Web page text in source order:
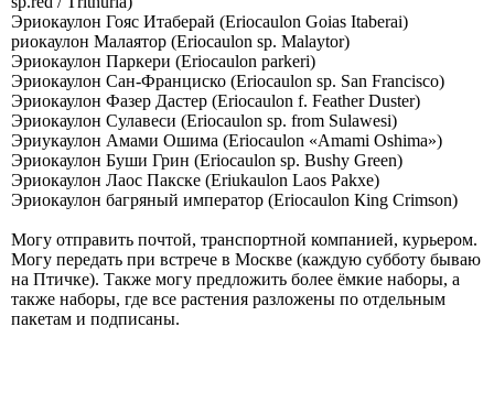
Эриокаулон Гояс Итаберай (Еriосаulоn Gоiаs Itаbеrаi)
риокаулон Малаятор (Eriocaulon sp. Malaytor)
Эриокаулон Паркери (Eriocaulon parkeri)
Эриокаулон Сан-Франциско (Eriocaulon sp. San Francisco)
Эриокаулон Фазер Дастер (Eriocaulon f. Feather Duster)
Эриокаулон Сулавеси (Eriocaulon sp. from Sulawesi)
Эриукаулон Амами Ошима (Eriocaulon «Аmаmi Оshimа»)
Эриокаулон Буши Грин (Еriосаulоn sр. Вushy Grееn)
Эриокаулон Лаос Пакске (Еriukаulоn Lаоs Раkхе)
Эриокаулон багряный император (Еriосаulоn Кing Сrimsоn)
Могу отправить почтой, транспортной компанией, курьером.
Могу передать при встрече в Москве (каждую субботу бываю
на Птичке). Также могу предложить более ёмкие наборы, а
также наборы, где все растения разложены по отдельным
пакетам и подписаны.